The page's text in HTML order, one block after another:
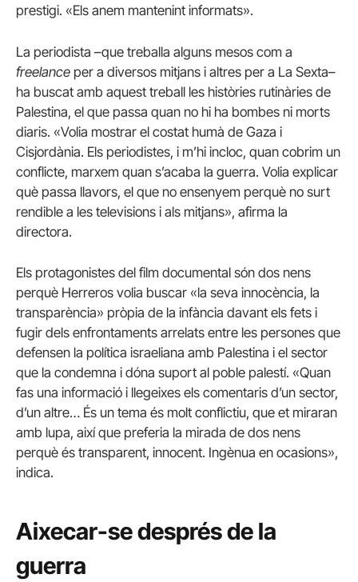
prestigi. «Els anem mantenint informats».
La periodista –que treballa alguns mesos com a
freelance per a diversos mitjans i altres per a La Sexta–
ha buscat amb aquest treball les històries rutinàries de
Palestina, el que passa quan no hi ha bombes ni morts
diaris. «Volia mostrar el costat humà de Gaza i
Cisjordània. Els periodistes, i m’hi incloc, quan cobrim un
conflicte, marxem quan s’acaba la guerra. Volia explicar
què passa llavors, el que no ensenyem perquè no surt
rendible a les televisions i als mitjans», afirma la
directora.
Els protagonistes del film documental són dos nens
perquè Herreros volia buscar «la seva innocència, la
transparència» pròpia de la infància davant els fets i
fugir dels enfrontaments arrelats entre les persones que
defensen la política israeliana amb Palestina i el sector
que la condemna i dóna suport al poble palestí. «Quan
fas una informació i llegeixes els comentaris d’un sector,
d’un altre… És un tema és molt conflictiu, que et miraran
amb lupa, així que preferia la mirada de dos nens
perquè és transparent, innocent. Ingènua en ocasions»,
indica.
Aixecar-se després de la
guerra